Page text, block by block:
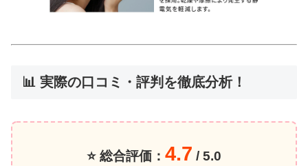
📊 実際の口コミ・評判を徹底分析！
⭐ 総合評価： 4.7 / 5.0